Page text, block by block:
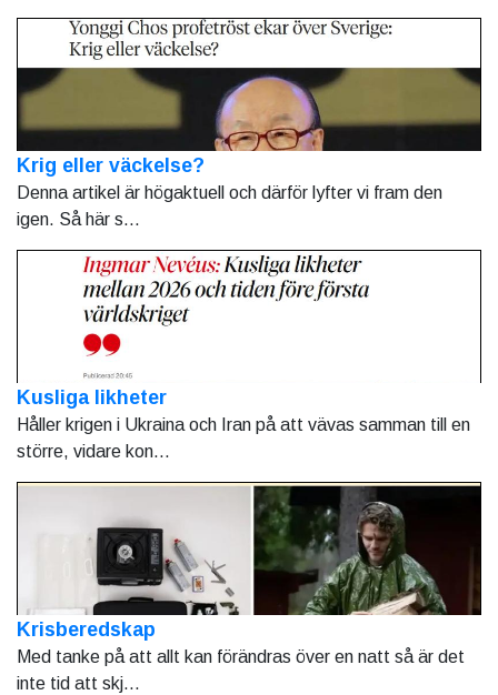
Krig eller väckelse?
Denna artikel är högaktuell och därför lyfter vi fram den
igen. Så här s...
Kusliga likheter
Håller krigen i Ukraina och Iran på att vävas samman till en
större, vidare kon...
Krisberedskap
Med tanke på att allt kan förändras över en natt så är det
inte tid att skj...